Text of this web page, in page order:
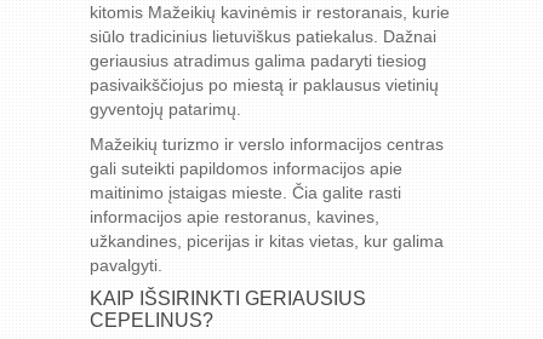
kitomis Mažeikių kavinėmis ir restoranais, kurie
siūlo tradicinius lietuviškus patiekalus. Dažnai
geriausius atradimus galima padaryti tiesiog
pasivaikščiojus po miestą ir paklausus vietinių
gyventojų patarimų.
Mažeikių turizmo ir verslo informacijos centras
gali suteikti papildomos informacijos apie
maitinimo įstaigas mieste. Čia galite rasti
informacijos apie restoranus, kavines,
užkandines, picerijas ir kitas vietas, kur galima
pavalgyti.
KAIP IŠSIRINKTI GERIAUSIUS
CEPELINUS?